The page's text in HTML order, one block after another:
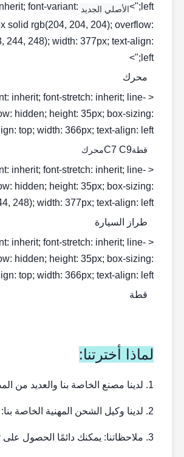
left;">
الأصلي الجديد CAT INJECTOR font-variant:
solid rgb(204, 204, 204); overflow:
244, 248); width: 377px; text-align:
left;">
محرك
inherit; font-stretch: inherit; line-
hidden; height: 35px; box-sizing:
top; width: 366px; text-align: left;">
قطةC7 C9محرك
inherit; font-stretch: inherit; line-
hidden; height: 35px; box-sizing:
width: 377px; text-align: left;">
طراز السيارة
inherit; font-stretch: inherit; line-
hidden; height: 35px; box-sizing:
top; width: 366px; text-align: left;">
قطة
لماذا أخترتنا:
1. لدينا مصنع الخاصة بنا والعديد من المصانع الشريكة: المصنع مباشرة وجودة OEM.
2. لدينا وكيل الشحن المهنية الخاصة بنا: سرعة التسليم ، وخدمة جيدة.
3. ملاحظاتنا: يمكنك دائمًا الحصول على تعليقاتنا في غضون 24 ساعة.